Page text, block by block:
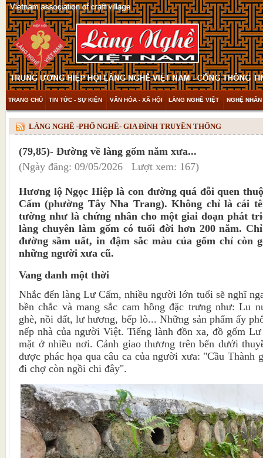
TRANG CHỦ TIN TỨC - SỰ KIỆN VĂN HÓA - XÃ HỘI LÀNG NGHỀ VIỆT NGHỆ
THAM KHẢO & KHÁM PHÁ VIDEO
LÀNG NGHỀ -PHỐ NGHỀ- GIA ĐÌNH TRUYỀN THỐNG
(79,85)- Đường về làng gốm năm xưa...
(Ngày đăng: 09/05/2026 Lượt xem: 167)
Hương lộ Ngọc Hiệp là con đường quá đỗi quen
Cấm (phường Tây Nha Trang). Không chỉ là cái
tường như là chứng nhân cho một giai đoạn phát
làng chuyên làm gốm có tuổi đời hơn 200 năm.
đường sầm uất, in đậm sắc màu của gốm chỉ còn
những người xưa cũ.
Vang danh một thời
Nhắc đến làng Lư Cấm, nhiều người lớn tuổi sẽ nghĩ
bền chắc và mang sắc cam hồng đặc trưng như: Lu
ghè, nồi đất, lư hương, bếp lò... Những sản phẩm ấy
nếp nhà của người Việt. Tiếng lành đồn xa, đồ gốm
mặt ở nhiều nơi. Cảnh giao thương trên bến dưới
được phác họa qua câu ca của người xưa: "Cầu Thành
đi chợ còn ngồi chi đây".